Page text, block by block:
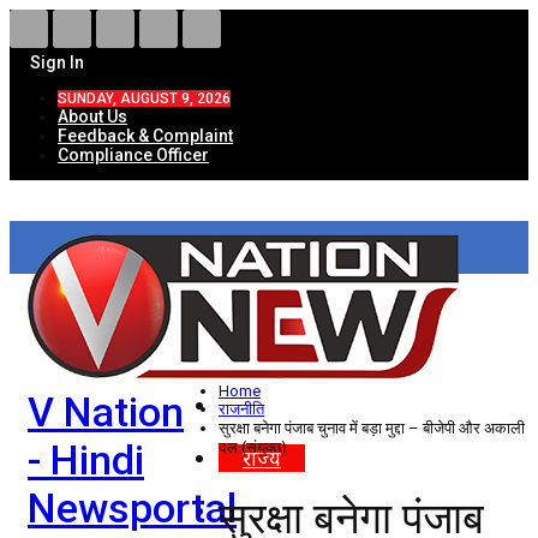
Sign In
SUNDAY, AUGUST 9, 2026
About Us
Feedback & Complaint
Compliance Officer
V Nation
- Hindi
Newsportal
HOME
ताज़ा खबरें
देश
विदेश
राज्य
उत्तर प्रदेश
Home
राजनीति
सुरक्षा बनेगा पंजाब चुनाव में बड़ा मुद्दा – बीजेपी और अकाली
दल (संयुक्त)
सुरक्षा बनेगा पंजाब